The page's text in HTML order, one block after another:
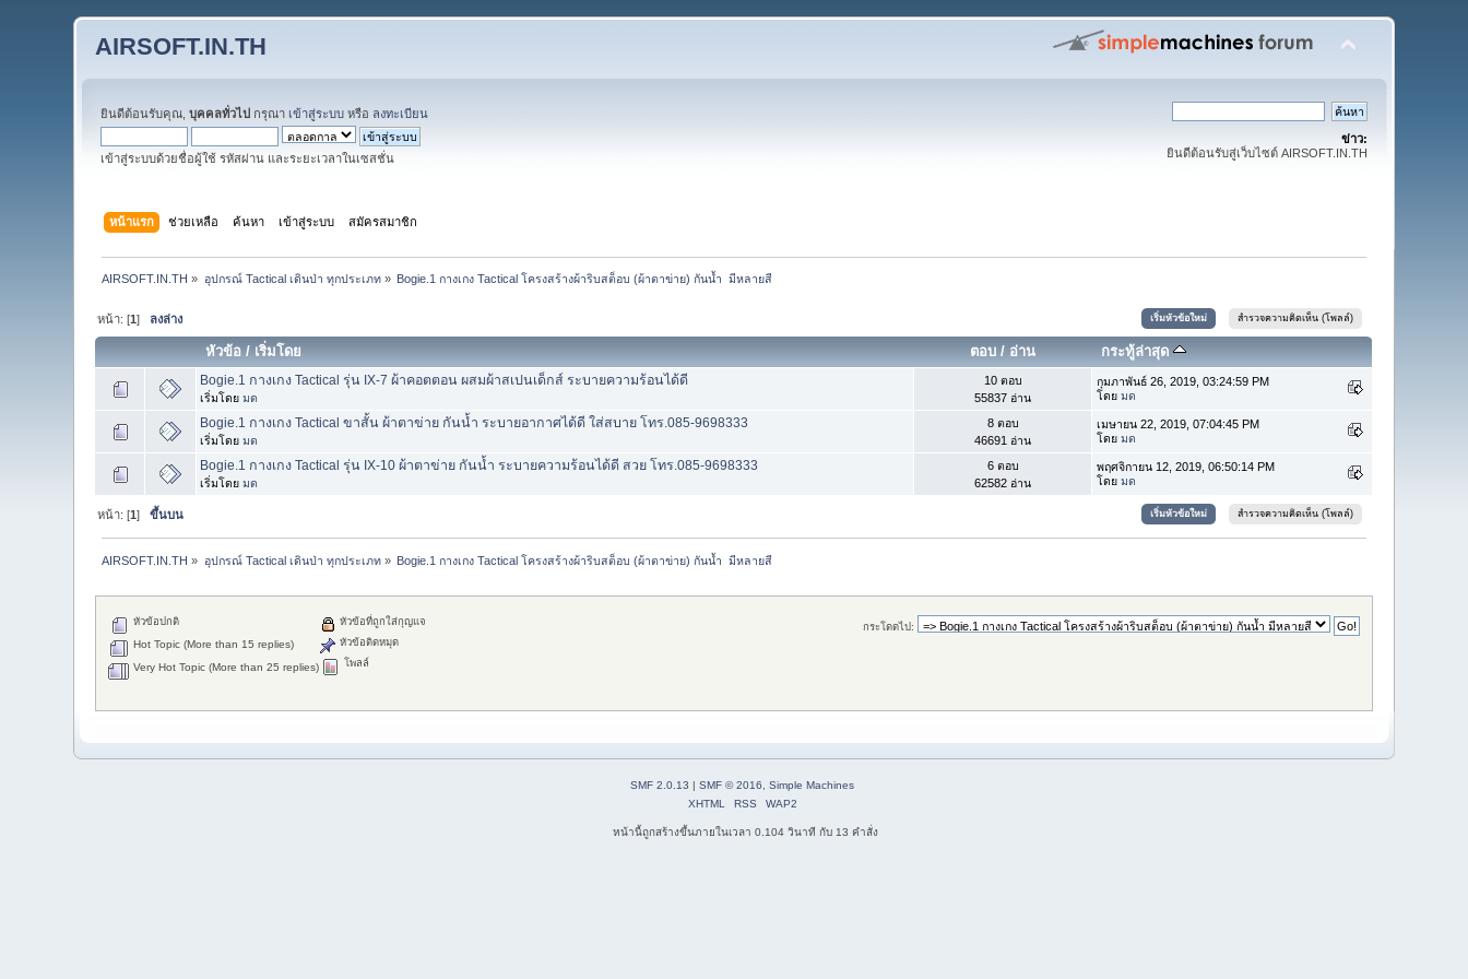
AIRSOFT.IN.TH
ยินดีต้อนรับคุณ,บุคคลทั่วไป กรุณา เข้าสู่ระบบ หรือ ลงทะเบียน
เข้าสู่ระบบด้วยชื่อผู้ใช้ รหัสผ่าน และระยะเวลาในเซสชั่น
ข่าว:
ยินดีต้อนรับสู่เว็บไซต์ AIRSOFT.IN.TH
หน้าแรก ช่วยเหลือ ค้นหา เข้าสู่ระบบ สมัครสมาชิก
AIRSOFT.IN.TH » อุปกรณ์ Tactical เดินป่า ทุกประเภท» Bogie.1 กางเกง Tactical โครงสร้างผ้าริบสต็อบ (ผ้าตาข่าย) กันน้ำ  มีหลายสี
หน้า: [1] ลงล่าง เริ่มหัวข้อใหม่ สำรวจความคิดเห็น (โพลล์)
หัวข้อ / เริ่มโดย ตอบ/ อ่าน กระทู้ล่าสุด
Bogie.1 กางเกง Tactical รุ่น IX-7 ผ้าคอตตอน ผสมผ้าสเปนเด็กส์ ระบายความร้อนได้ดี
เริ่มโดยมด
10 ตอบ
55837 อ่าน
กุมภาพันธ์ 26, 2019, 03:24:59 PM
โดยมด
Bogie.1 กางเกง Tactical ขาสั้น ผ้าตาข่าย กันน้ำ ระบายอากาศได้ดี ใส่สบาย โทร.085-9698333
เริ่มโดยมด
8 ตอบ
46691 อ่าน
เมษายน 22, 2019, 07:04:45 PM
โดยมด
Bogie.1 กางเกง Tactical รุ่น IX-10 ผ้าตาข่าย กันน้ำ ระบายความร้อนได้ดี สวย โทร.085-9698333
เริ่มโดยมด
6 ตอบ
62582 อ่าน
พฤศจิกายน 12, 2019, 06:50:14 PM
โดยมด
เริ่มหัวข้อใหม่ สำรวจความคิดเห็น (โพลล์)
หน้า: [1]ขึ้นบน
AIRSOFT.IN.TH » อุปกรณ์ Tactical เดินป่า ทุกประเภท» Bogie.1 กางเกง Tactical โครงสร้างผ้าริบสต็อบ (ผ้าตาข่าย) กันน้ำ  มีหลายสี
กระโดดไป:
หัวข้อปกติ
Hot Topic (More than 15 replies)
Very Hot Topic (More than 25 replies)
หัวข้อที่ถูกใส่กุญแจ
หัวข้อติดหมุด
โพลล์
SMF 2.0.13 | SMF © 2016, Simple Machines
XHTML
RSS WAP2
หน้านี้ถูกสร้างขึ้นภายในเวลา 0.104 วินาที กับ 13 คำสั่ง